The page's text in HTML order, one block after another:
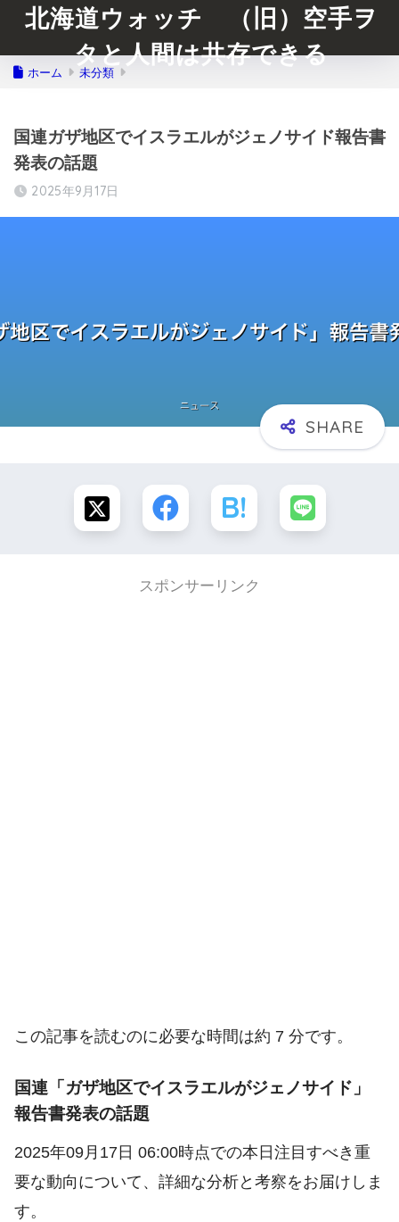
北海道ウォッチ （旧）空手ヲ
タと人間は共存できる
ホーム 未分類
国連ガザ地区でイスラエルがジェノサイド報告書
発表の話題
2025年9月17日
スポンサーリンク
この記事を読むのに必要な時間は約 7 分です。
国連「ガザ地区でイスラエルがジェノサイド」
報告書発表の話題
2025年09月17日 06:00時点での本日注目すべき重
要な動向について、詳細な分析と考察をお届けしま
す。